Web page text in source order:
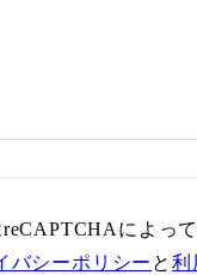
によっ
バシーポリシー と利